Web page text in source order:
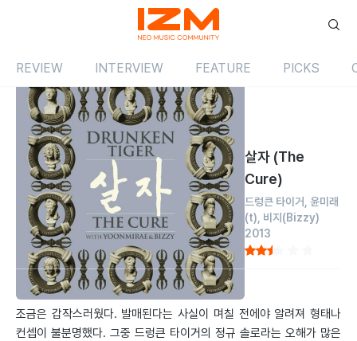
REVIEW INTERVIEW FEATURE PICKS
Review 앨범 국내
살자 (The
Cure)
드렁큰 타이거 윤미래
(t) 비지 (Bizzy)
2013
by 전민석 2013.09.01
조금은 갑작스러웠다. 발매된다는 사실이 며칠 전에야 알려져 형태나
컨셉이 불분명했다. 그중 드렁큰 타이거의 정규 솔로라는 오해가 많은